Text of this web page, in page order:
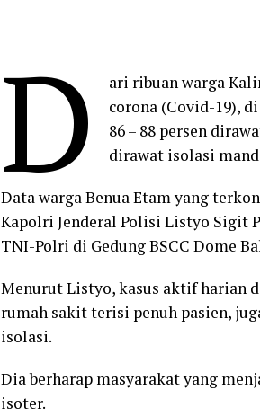
D
ari ribuan warga
corona (Covid-19),
86 – 88 persen
dirawat isolasi
Data warga Benua Etam yang
Kapolri Jenderal Polisi Listyo Sigit
TNI-Polri di Gedung BSCC Dome
Menurut Listyo, kasus aktif harian
rumah sakit terisi penuh pasien,
isolasi.
Dia berharap masyarakat yang
isoter.